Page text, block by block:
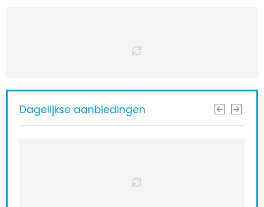
Dagelijkse aanbiedingen